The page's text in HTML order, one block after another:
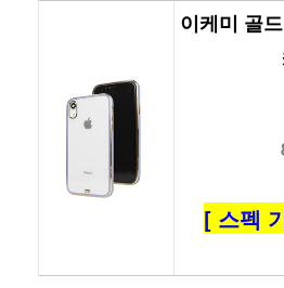
이케미 골
[ 스펙